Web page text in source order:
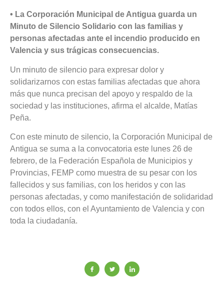
• La Corporación Municipal de Antigua guarda un
Minuto de Silencio Solidario con las familias y
personas afectadas ante el incendio producido en
Valencia y sus trágicas consecuencias.
Un minuto de silencio para expresar dolor y
solidarizarnos con estas familias afectadas que ahora
más que nunca precisan del apoyo y respaldo de la
sociedad y las instituciones, afirma el alcalde, Matías
Peña.
Con este minuto de silencio, la Corporación Municipal de
Antigua se suma a la convocatoria este lunes 26 de
febrero, de la Federación Española de Municipios y
Provincias, FEMP como muestra de su pesar con los
fallecidos y sus familias, con los heridos y con las
personas afectadas, y como manifestación de solidaridad
con todos ellos, con el Ayuntamiento de Valencia y con
toda la ciudadanía.